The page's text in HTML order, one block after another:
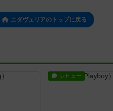
ニダヴェリアのトップに戻る
レビュー